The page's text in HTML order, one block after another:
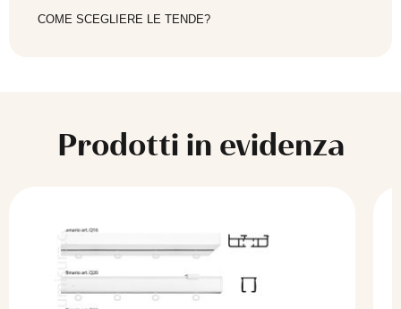
COME SCEGLIERE LE TENDE?
Prodotti in evidenza
prodotto
varianti.